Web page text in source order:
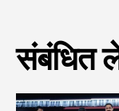
संबंधित